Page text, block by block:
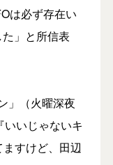
は必ず存在い
」と所信表
」（火曜深夜
いじゃないキ
すけど、田辺